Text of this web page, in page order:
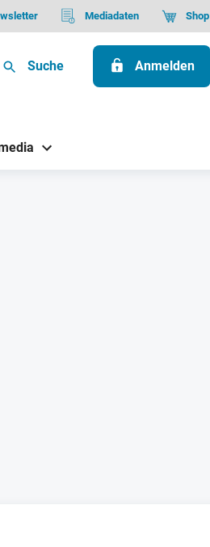
Mediadaten Shop
Suche Anmelden